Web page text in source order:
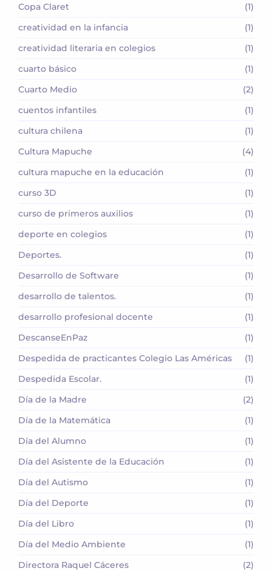
Copa Claret
(1)
creatividad en la infancia
(1)
creatividad literaria en colegios
(1)
cuarto básico
(1)
Cuarto Medio
(2)
cuentos infantiles
(1)
cultura chilena
(1)
Cultura Mapuche
(4)
cultura mapuche en la educación
(1)
curso 3D
(1)
curso de primeros auxilios
(1)
deporte en colegios
(1)
Deportes.
(1)
Desarrollo de Software
(1)
desarrollo de talentos.
(1)
desarrollo profesional docente
(1)
DescanseEnPaz
(1)
Despedida de practicantes Colegio Las Américas
(1)
Despedida Escolar.
(1)
Día de la Madre
(2)
Día de la Matemática
(1)
Día del Alumno
(1)
Día del Asistente de la Educación
(1)
Día del Autismo
(1)
Día del Deporte
(1)
Día del Libro
(1)
Día del Medio Ambiente
(1)
Directora Raquel Cáceres
(2)